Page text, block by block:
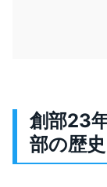
創部23
部の歴